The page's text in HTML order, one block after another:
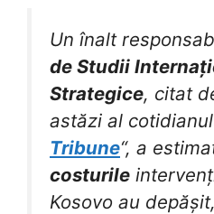
Un înalt
de Studii
Strategice, citat
astăzi al
Tribune“, a
costurile
Kosovo au